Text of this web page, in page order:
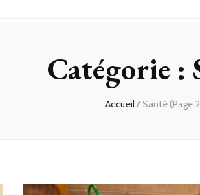
Catégorie :
Accueil/ Santé (Page